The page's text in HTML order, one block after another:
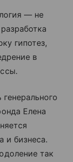
— не
гипотез,
в
Елена
и бизнеса.
так